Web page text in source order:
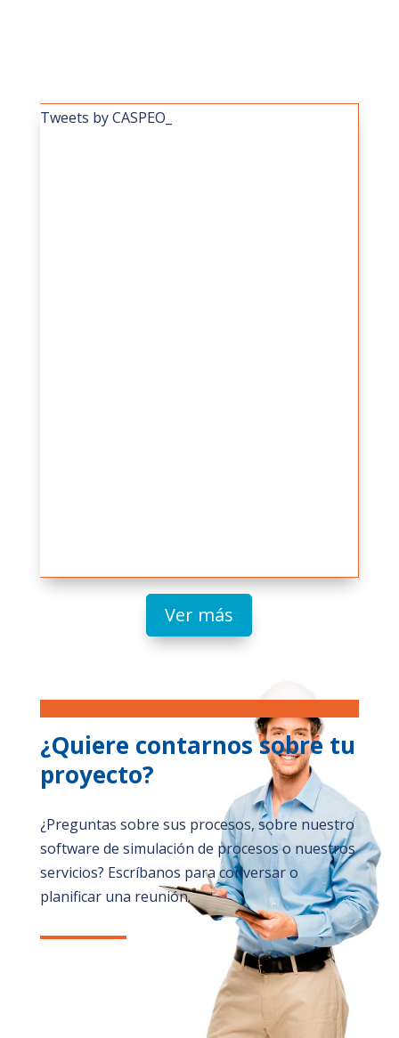
Tweets by CASPEO_
Ver más
¿Quiere contarnos sobre tu
proyecto?
¿Preguntas sobre sus procesos, sobre nuestro
software de simulación de procesos o nuestros
servicios? Escríbanos para conversar o
planificar una reunión.